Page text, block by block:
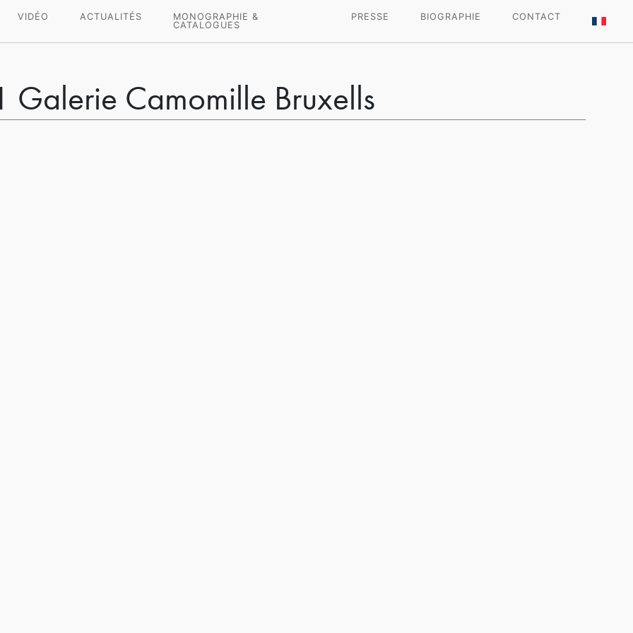
VIDÉO ACTUALITÉS
MONOGRAPHIE &
CATALOGUES
PRESSE BIOGRAPHIE CONTACT
Galerie Camomille Bruxells